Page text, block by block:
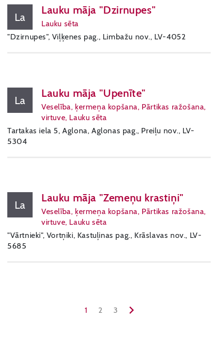
La
Lauku māja "Dzirnupes"
Lauku sēta
"Dzirnupes", Viļķenes pag., Limbažu nov., LV-4052
La
Lauku māja "Upenīte"
Veselība, ķermeņa kopšana, Pārtikas ražošana,
virtuve, Lauku sēta
Tartakas iela 5, Aglona, Aglonas pag., Preiļu nov., LV-
5304
La
Lauku māja "Zemeņu krastiņi"
Veselība, ķermeņa kopšana, Pārtikas ražošana,
virtuve, Lauku sēta
"Vārtnieki", Vortņiki, Kastuļinas pag., Krāslavas nov., LV-
5685
1 2 3